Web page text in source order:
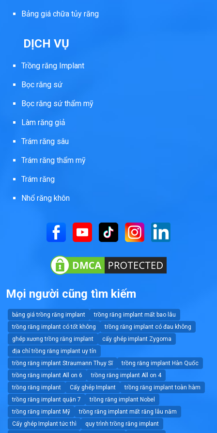
Bảng giá chữa tủy răng
DỊCH VỤ
Trồng răng Implant
Bọc răng sứ
Bọc răng sứ thẩm mỹ
Làm răng giả
Trám răng sâu
Trám răng thẩm mỹ
Trám răng
Nhổ răng khôn
Mọi người cũng tìm kiếm
bảng giá trồng răng implant
trồng răng implant mất bao lâu
trồng răng implant có tốt không
trồng răng implant có đau không
ghép xương trồng răng implant
cấy ghép implant Zygoma
địa chỉ trồng răng implant uy tín
trồng răng implant Straumann Thụy Sĩ
trồng răng implant Hàn Quốc
trồng răng implant All on 6
trồng răng implant All on 4
trồng răng implant
Cấy ghép Implant
trồng răng implant toàn hàm
trồng răng implant quận 7
trồng răng implant Nobel
trồng răng implant Mỹ
trồng răng implant mất răng lâu năm
Cấy ghép Implant tức thì
quy trình trồng răng implant